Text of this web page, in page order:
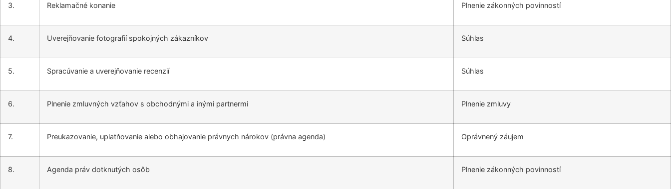
3. Reklamačné konanie Plnenie zákonných povinností
4. Uverejňovanie fotografií spokojných zákazníkov Súhlas
5. Spracúvanie a uverejňovanie recenzií Súhlas
6. Plnenie zmluvných vzťahov s obchodnými a inými partnermi Plnenie zmluvy
7. Preukazovanie, uplatňovanie alebo obhajovanie právnych nárokov (právna agenda) Oprávnený záujem
8. Agenda práv dotknutých osôb Plnenie zákonných povinností